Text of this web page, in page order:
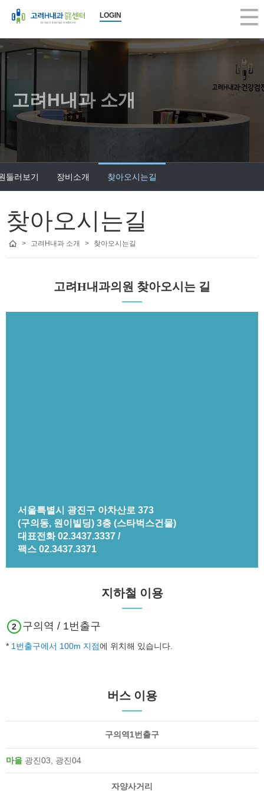
LOGIN
고려H내과 소개
둘러보기 장비소개 찾아오시는길
찾아오시는길
> 고려H내과 소개 > 찾아오시는길
고려H내과의원 찾아오시는 길
서울특별시 광진구 아차산로 373
(구의동, 원이빌딩) 3층 (스타벅스건물)
대표전화 02.3437.3337 /
팩스 02.3437.3371
지하철 이용
2 구의역 / 1번출구
* 1번출구에서 100m 지점에 위치해 있습니다.
버스 이용
구의역1번출구
마을 광진03, 광진04
자양사거리